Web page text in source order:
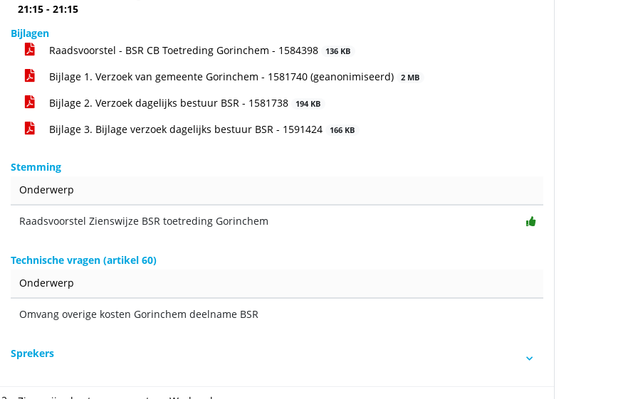
21:15 - 21:15
Bijlagen
Raadsvoorstel - BSR CB Toetreding Gorinchem - 1584398
136 KB
Bijlage 1. Verzoek van gemeente Gorinchem - 1581740 (geanonimiseerd) 2 MB
Bijlage 2. Verzoek dagelijks bestuur BSR - 1581738 194 KB
Bijlage 3. Bijlage verzoek dagelijks bestuur BSR - 1591424 166 KB
Stemming
Onderwerp
Raadsvoorstel Zienswijze BSR toetreding Gorinchem
Technische vragen (artikel 60)
Onderwerp
Omvang overige kosten Gorinchem deelname BSR
Sprekers